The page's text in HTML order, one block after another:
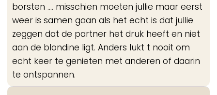
borsten .... misschien moeten jullie maar eerst
weer is samen gaan als het echt is dat jullie
zeggen dat de partner het druk heeft en niet
aan de blondine ligt. Anders lukt t nooit om
echt keer te genieten met anderen of daarin
te ontspannen.